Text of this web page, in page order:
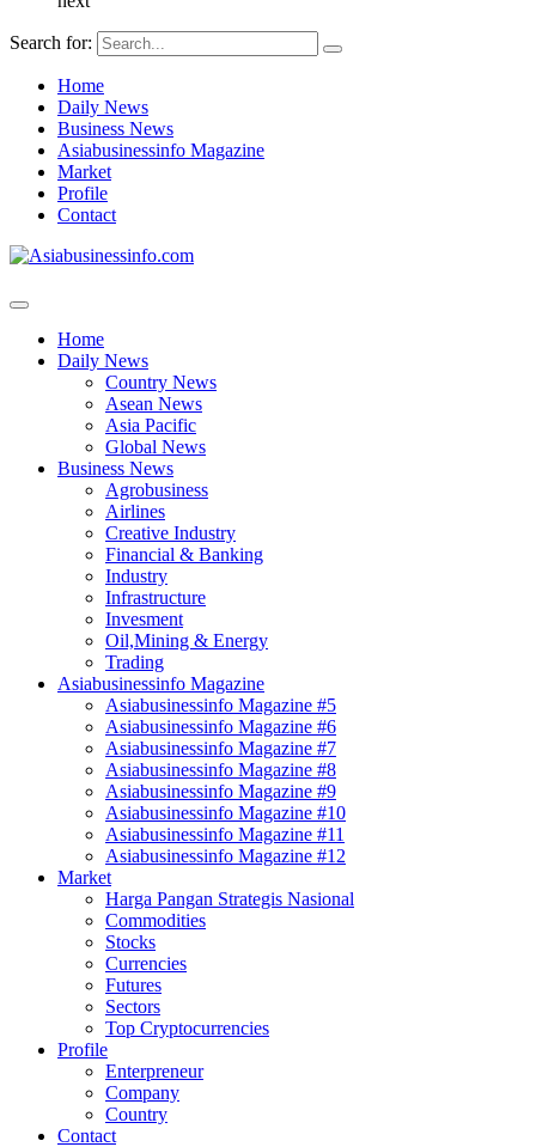
Search for:
Home
Daily News
Business News
Asiabusinessinfo Magazine
Market
Profile
Contact
Home
Daily News
Country News
Asean News
Asia Pacific
Global News
Business News
Agrobusiness
Airlines
Creative Industry
Financial & Banking
Industry
Infrastructure
Invesment
Oil,Mining & Energy
Trading
Asiabusinessinfo Magazine
Asiabusinessinfo Magazine #5
Asiabusinessinfo Magazine #6
Asiabusinessinfo Magazine #7
Asiabusinessinfo Magazine #8
Asiabusinessinfo Magazine #9
Asiabusinessinfo Magazine #10
Asiabusinessinfo Magazine #11
Asiabusinessinfo Magazine #12
Market
Harga Pangan Strategis Nasional
Commodities
Stocks
Currencies
Futures
Sectors
Top Cryptocurrencies
Profile
Enterpreneur
Company
Country
Contact